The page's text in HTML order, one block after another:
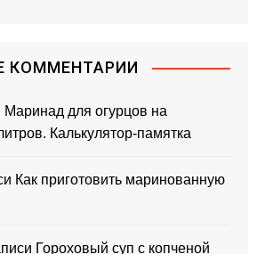
КОММЕНТАРИИ
Маринад для огурцов на
Калькулятор-памятка
Как приготовить маринованную
Гороховый суп с копченой